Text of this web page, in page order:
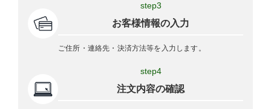
step3
お客様情報の入力
ご住所・連絡先・決済方法等を入力します。
step4
注文内容の確認